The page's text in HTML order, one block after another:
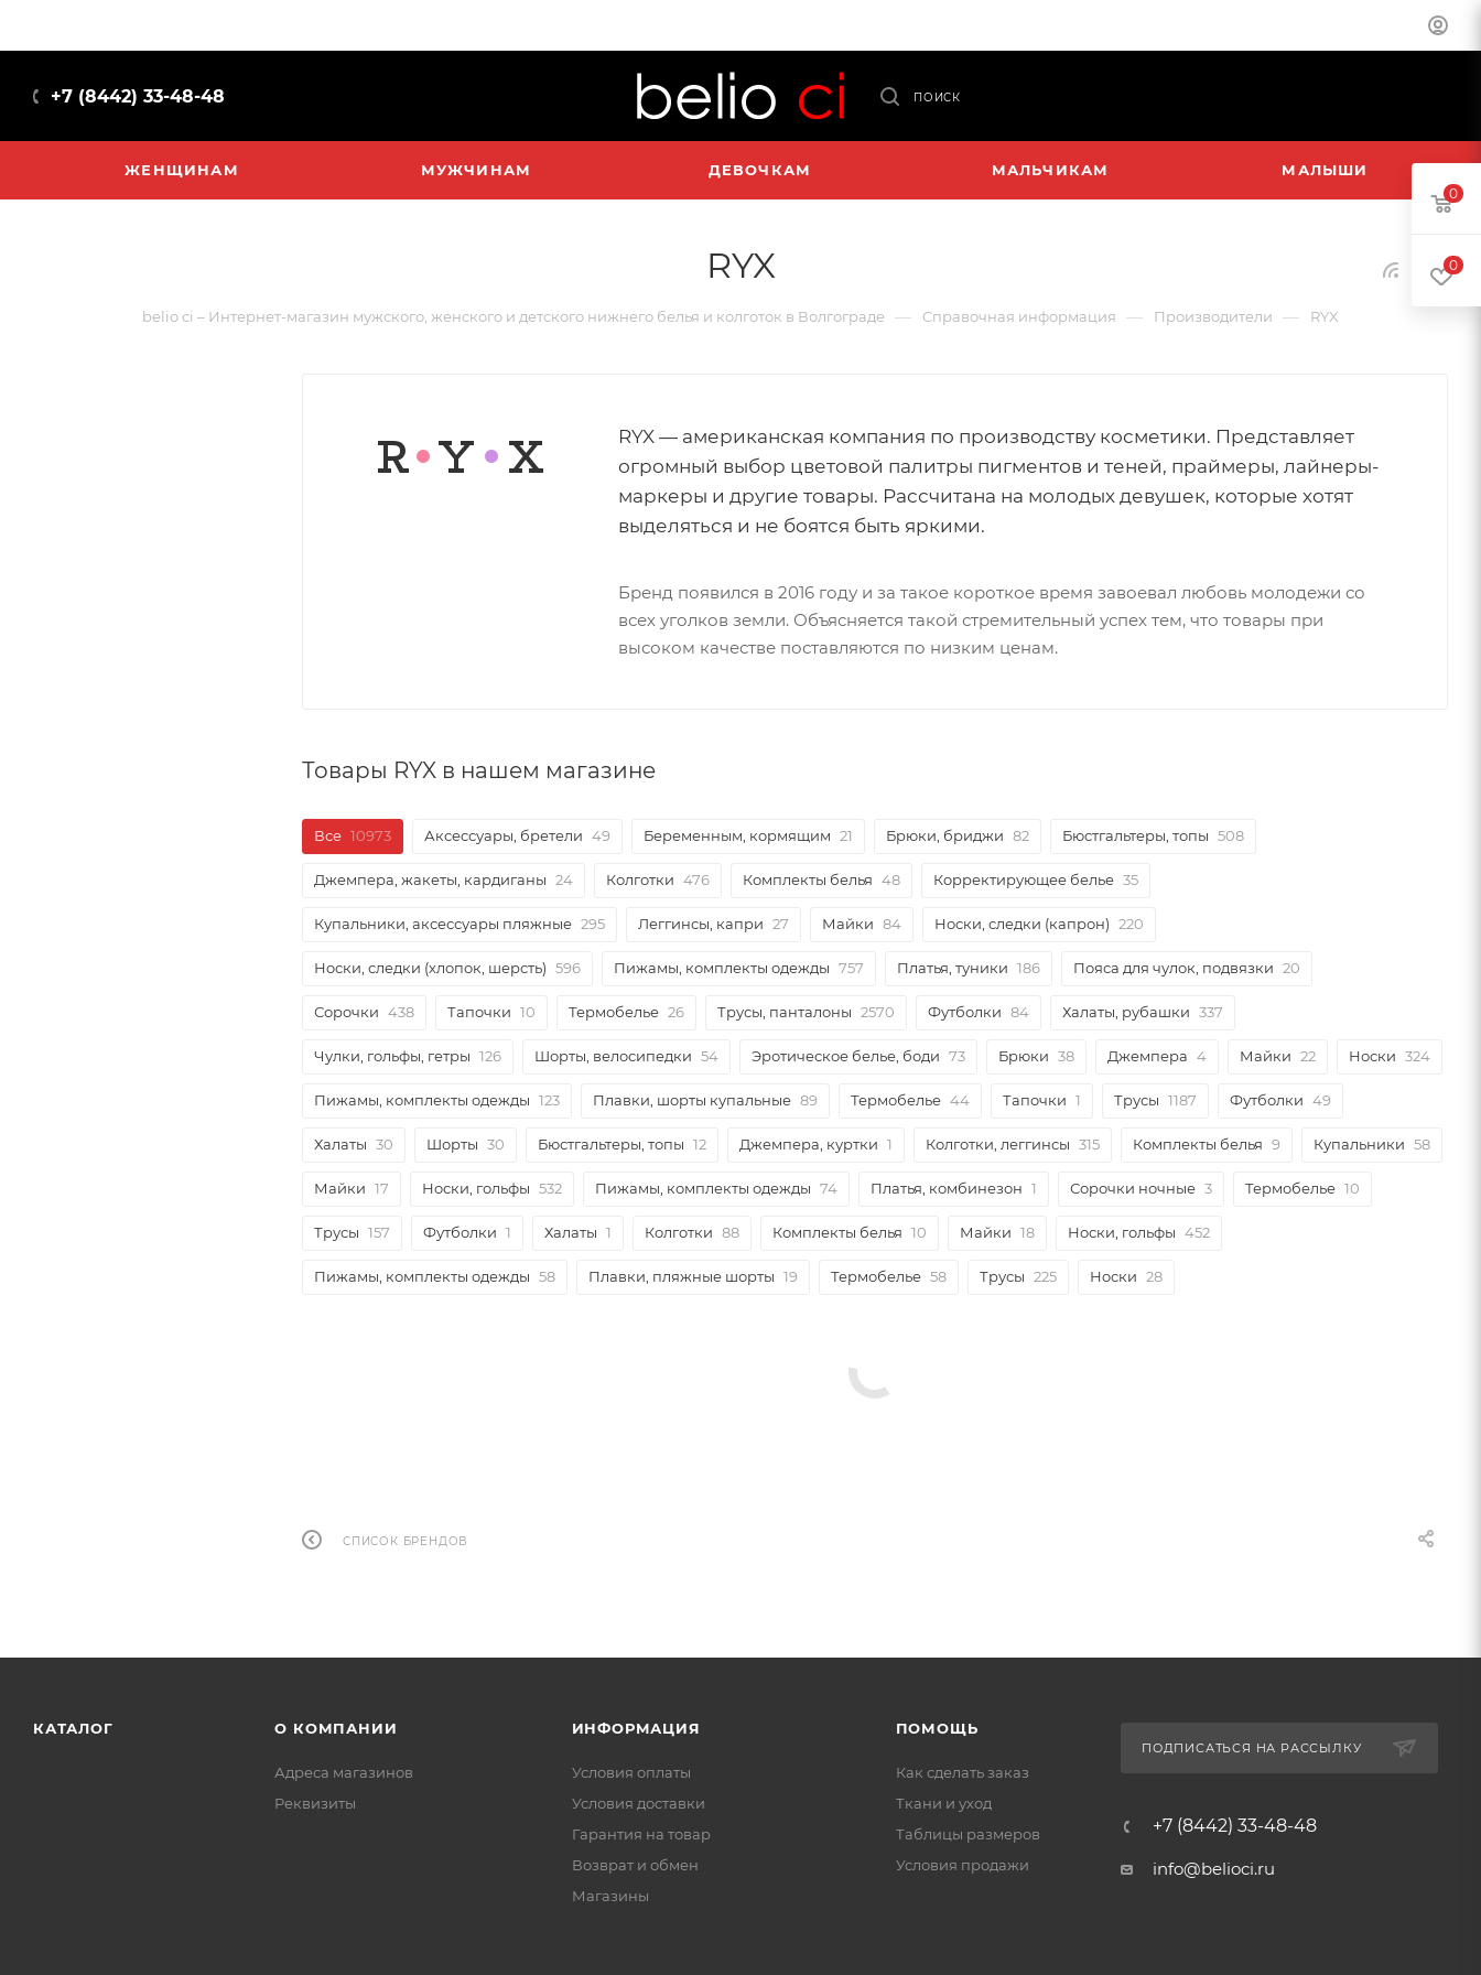
+7 (8442) 33-48-48 ПОИСК
ЖЕНЩИНАМ МУЖЧИНАМ ДЕВОЧКАМ МАЛЬЧИКАМ МАЛЫШИ
RYX
belio ci – Интернет-магазин мужского, женского и детского нижнего белья и колготок в Волгограде — Справочная информация — Производители — RYX
RYX — американская компания по производству косметики. Представляет
огромный выбор цветовой палитры пигментов и теней, праймеры, лайнеры-
маркеры и другие товары. Рассчитана на молодых девушек, которые хотят
выделяться и не боятся быть яркими.
Бренд появился в 2016 году и за такое короткое время завоевал любовь молодежи со
всех уголков земли. Объясняется такой стремительный успех тем, что товары при
высоком качестве поставляются по низким ценам.
Товары RYX в нашем магазине
Все 10973 Аксессуары, бретели 49 Беременным, кормящим 21 Брюки, бриджи 82 Бюстгальтеры, топы 508
Джемпера, жакеты, кардиганы 24 Колготки 476 Комплекты белья 48 Корректирующее белье 35
Купальники, аксессуары пляжные 295 Леггинсы, капри 27 Майки 84 Носки, следки (капрон) 220
Носки, следки (хлопок, шерсть) 596 Пижамы, комплекты одежды 757 Платья, туники 186 Пояса для чулок, подвязки 20
Сорочки 438 Тапочки 10 Термобелье 26 Трусы, панталоны 2570 Футболки 84 Халаты, рубашки 337
Чулки, гольфы, гетры 126 Шорты, велосипедки 54 Эротическое белье, боди 73 Брюки 38 Джемпера 4 Майки 22 Носки 324
Пижамы, комплекты одежды 123 Плавки, шорты купальные 89 Термобелье 44 Тапочки 1 Трусы 1187 Футболки 49
Халаты 30 Шорты 30 Бюстгальтеры, топы 12 Джемпера, куртки 1 Колготки, леггинсы 315 Комплекты белья 9 Купальники 58
Майки 17 Носки, гольфы 532 Пижамы, комплекты одежды 74 Платья, комбинезон 1 Сорочки ночные 3 Термобелье 10
Трусы 157 Футболки 1 Халаты 1 Колготки 88 Комплекты белья 10 Майки 18 Носки, гольфы 452
Пижамы, комплекты одежды 58 Плавки, пляжные шорты 19 Термобелье 58 Трусы 225 Носки 28
СПИСОК БРЕНДОВ
КАТАЛОГ О КОМПАНИИ
Адреса магазинов
Реквизиты
ИНФОРМАЦИЯ
Условия оплаты
Условия доставки
Гарантия на товар
Возврат и обмен
Магазины
ПОМОЩЬ
Как сделать заказ
Ткани и уход
Таблицы размеров
Условия продажи
ПОДПИСАТЬСЯ НА РАССЫЛКУ
+7 (8442) 33-48-48
info@belioci.ru
0
0